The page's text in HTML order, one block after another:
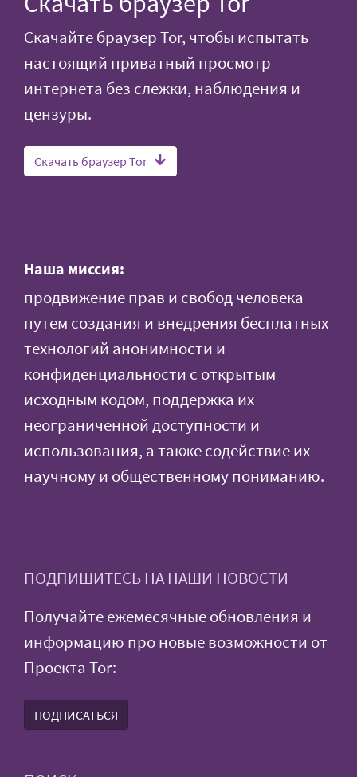
Скачайте браузер Tor, чтобы испытать
настоящий приватный просмотр
интернета без слежки, наблюдения и
цензуры.
Скачать браузер Tor
Наша миссия:
продвижение прав и свобод человека
путем создания и внедрения бесплатных
технологий анонимности и
конфиденциальности с открытым
исходным кодом, поддержка их
неограниченной доступности и
использования, а также содействие их
научному и общественному пониманию.
ПОДПИШИТЕСЬ НА НАШИ НОВОСТИ
Получайте ежемесячные обновления и
информацию про новые возможности от
Проекта Tor:
ПОДПИСАТЬСЯ